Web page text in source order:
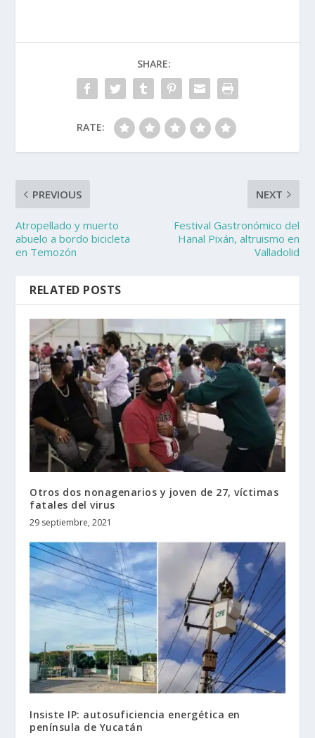
SHARE:
RATE:
PREVIOUS
Atropellado y muerto
abuelo a bordo bicicleta
en Temozón
NEXT
Festival Gastronómico del
Hanal Pixán, altruismo en
Valladolid
RELATED POSTS
Otros dos nonagenarios y joven de 27, víctimas
fatales del virus
29 septiembre, 2021
Insiste IP: autosuficiencia energética en
península de Yucatán